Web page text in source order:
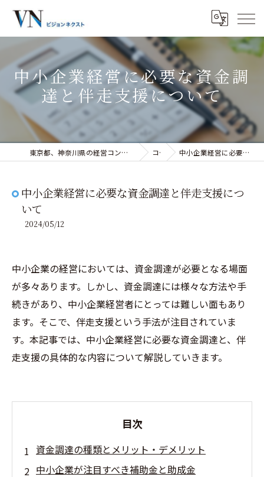
中小企業経営に必要な資金調
達と伴走支援について
東京都、神奈川県の経営コンサルティングなら株式会社ビジョンネクスト コラム 中小企業経営に必要な資金調達と伴走支援について
中小企業経営に必要な資金調達と伴走支援につ
いて
2024/05/12
中小企業の経営においては、資金調達が必要となる場面
が多々あります。しかし、資金調達には様々な方法や手
続きがあり、中小企業経営者にとっては難しい面もあり
ます。そこで、伴走支援という手法が注目されていま
す。本記事では、中小企業経営に必要な資金調達と、伴
走支援の具体的な内容について解説していきます。
目次
資金調達の種類とメリット・デメリット
中小企業が注目すべき補助金と助成金